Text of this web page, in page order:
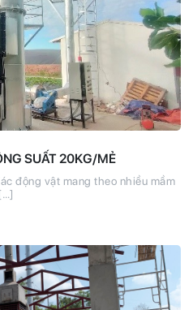
SUẤT 20KG/MẺ
động vật mang theo nhiều mầm